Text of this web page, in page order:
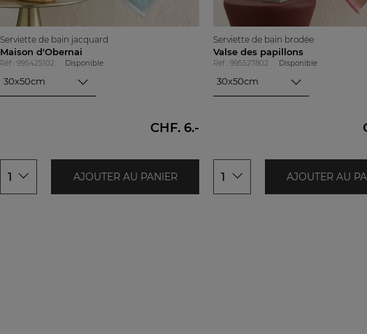
Serviette de bain jacquard
Maison d'Obernai
Réf : 995425102 Disponible
30x50cm
CHF. 6.-
1 AJOUTER AU PANIER
Serviette de bain brodée
Valse des papillons
Réf : 995527802 Disponible
30x50cm
1 AJOUTER AU